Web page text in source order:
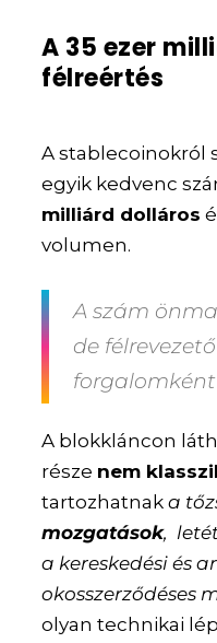
A 35 ezer
félreértés
A stablecoinokról
egyik kedvenc
milliárd dolláros
volumen.
A szám
de
A blokkláncon
része nem
tartozhatnaka
mozgatások,
a kereskedési és
okosszerződéses
olyan technikai